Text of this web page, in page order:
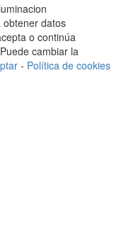
obtener datos
o continúa
cambiar la
- Política de cookies